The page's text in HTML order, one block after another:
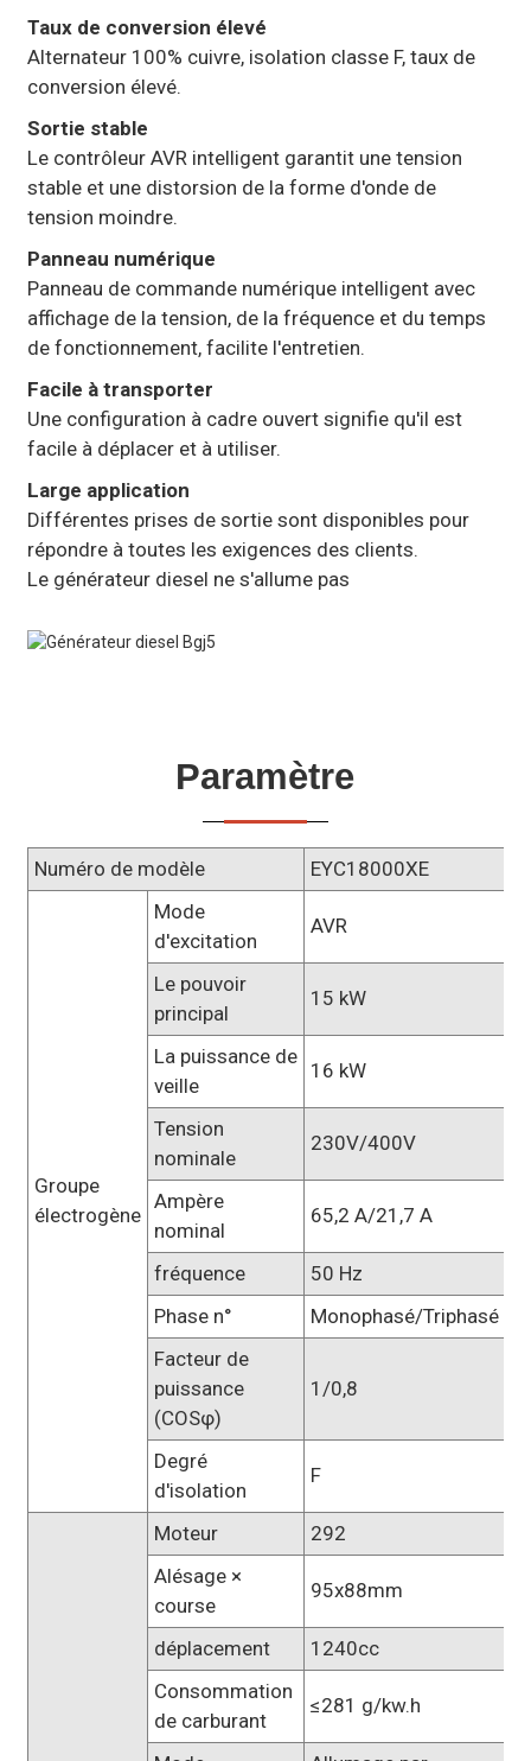
Taux de conversion élevé
Alternateur 100% cuivre, isolation classe F, taux de
conversion élevé.
Sortie stable
Le contrôleur AVR intelligent garantit une tension
stable et une distorsion de la forme d'onde de
tension moindre.
Panneau numérique
Panneau de commande numérique intelligent avec
affichage de la tension, de la fréquence et du temps
de fonctionnement, facilite l'entretien.
Facile à transporter
Une configuration à cadre ouvert signifie qu'il est
facile à déplacer et à utiliser.
Large application
Différentes prises de sortie sont disponibles pour
répondre à toutes les exigences des clients.
Le générateur diesel ne s'allume pas
Paramètre
Numéro de modèle EYC18000XE
Groupe
électrogène
Mode
d'excitation
AVR
Le pouvoir
principal
15 kW
La puissance de
veille
16 kW
Tension
nominale
230V/400V
Ampère
nominal
65,2 A/21,7 A
fréquence
50 Hz
Phase n°
Monophasé/Triphasé
Facteur de
puissance
(COSφ)
1/0,8
Degré
d'isolation
F
Moteur
292
Alésage ×
course
95x88mm
déplacement
1240cc
Consommation
de carburant
≤281 g/kw.h